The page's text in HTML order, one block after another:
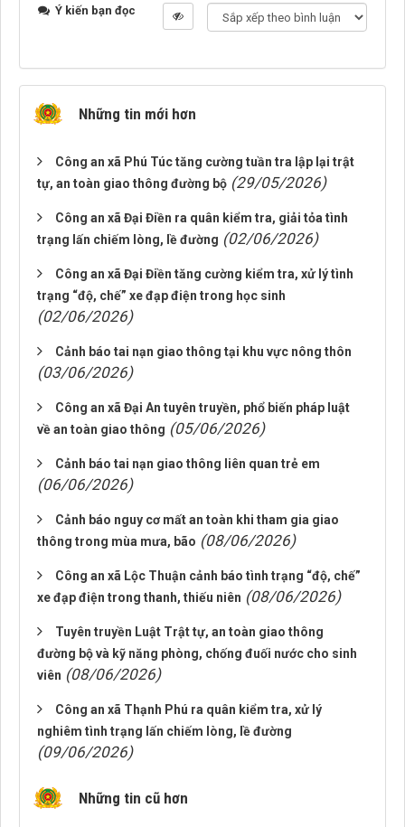
Ý kiến bạn đọc
Những tin mới hơn
Công an xã Phú Túc tăng cường tuần tra lập lại trật
tự, an toàn giao thông đường bộ (29/05/2026)
Công an xã Đại Điền ra quân kiểm tra, giải tỏa tình
trạng lấn chiếm lòng, lề đường (02/06/2026)
Công an xã Đại Điền tăng cường kiểm tra, xử lý tình
trạng “độ, chế” xe đạp điện trong học sinh
(02/06/2026)
Cảnh báo tai nạn giao thông tại khu vực nông thôn
(03/06/2026)
Công an xã Đại An tuyên truyền, phổ biến pháp luật
về an toàn giao thông (05/06/2026)
Cảnh báo tai nạn giao thông liên quan trẻ em
(06/06/2026)
Cảnh báo nguy cơ mất an toàn khi tham gia giao
thông trong mùa mưa, bão (08/06/2026)
Công an xã Lộc Thuận cảnh báo tình trạng “độ, chế”
xe đạp điện trong thanh, thiếu niên (08/06/2026)
Tuyên truyền Luật Trật tự, an toàn giao thông
đường bộ và kỹ năng phòng, chống đuối nước cho sinh
viên (08/06/2026)
Công an xã Thạnh Phú ra quân kiểm tra, xử lý
nghiêm tình trạng lấn chiếm lòng, lề đường
(09/06/2026)
Những tin cũ hơn